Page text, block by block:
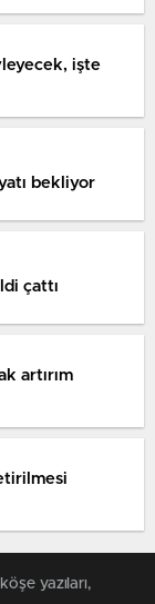
işte
bekliyor
çattı
artırım
yazıları,